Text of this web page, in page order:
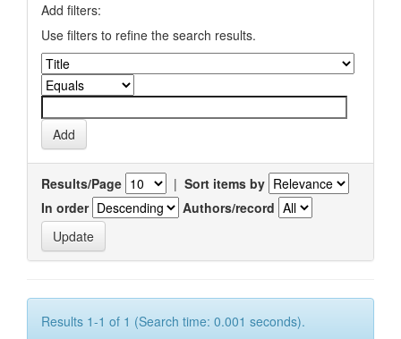
Add filters:
Use filters to refine the search results.
Results/Page | Sort items by
In order
Authors/record
Results 1-1 of 1 (Search time: 0.001 seconds).